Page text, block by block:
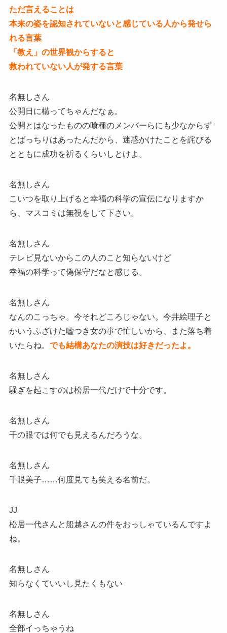
ただ言えることは
本来の姿を認知されていないと感じている人から発せら
れる言葉
「教え」の世界観からすると
救われていない人が発する言葉
名無しさん
公開日に構ってちゃんだなぁ。
公開とはなったものの喰種のメンバーらにも少なからず
とばっちりはあったんだから、迷惑かけたことを詫びる
とともに成功を祈るくらいしとけよ。
名無しさん
こいつを取り上げると幸福の科学の宣伝になりますか
ら、マスコミは無視をして下さい。
名無しさん
テレビ見ないからこの人のこと知らないけど
幸福の科学って偽保守だなと感じる。
名無しさん
なんのこっちゃ。今それどころじゃない。今井絵理子と
かいうふざけた嘘つき女の事で忙しいから、また落ち着
いたらね。 でも結構あなたの演技は好きだったよ。
名無しさん
騒ぎを起こすのは松居一代だけで十分です。
名無しさん
千の眼では何でも見えるんだろうな。
名無しさん
千眼美子……何度見ても笑える名前だ。
JJ
松居一代さんと船越さんの件をおっしゃているんですよ
ね。
名無しさん
知らなくていいし見たくもない
名無しさん
全部イっちゃうね